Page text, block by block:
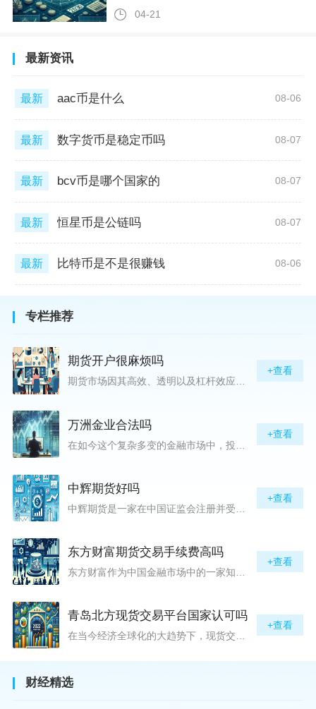
04-21
最新资讯
最新 aac币是什么 08-06
最新 数字货币是稳定币吗 08-07
最新 bcv币是哪个国家的 08-07
最新 恒星币是公链吗 08-07
最新 比特币是不是很赚钱 08-06
专栏推荐
期货开户很麻烦吗
期货市场因其高效、透明以及杠杆效应而吸引着众多投资者的目光，但对初入此市场的新手而言，最初的一步——开户，往往充满了疑惑与顾虑，“期货开户很麻烦吗？”这是许多人的疑问。首先要明确的是，在中国进行期货交易需要通过正规的期货公司来开立账户。期货公司作为专业的金融服务机构，能够提供期货交易进出、风险管理等服务。因监管要求严格，期货开户过程中涉及到的身份验证、风险评估等步骤确实比较繁琐，但这些都是为了保护投资者的利益而设定的。开户流程一般包括：选择期货公司、提交个人资料进行身份验证、
+查看
万洲金业合法吗
+查看
中辉期货好吗
+查看
东方财富期货交易手续费高吗
+查看
青岛北方现货交易平台国家认可吗
+查看
财经精选